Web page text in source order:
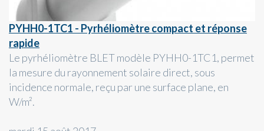
PYHH0-1TC1 - Pyrhéliomètre compact et réponse
rapide
Le pyrhéliomètre BLET modèle PYHH0-1TC1, permet
la mesure du rayonnement solaire direct, sous
incidence normale, reçu par une surface plane, en
W/m².